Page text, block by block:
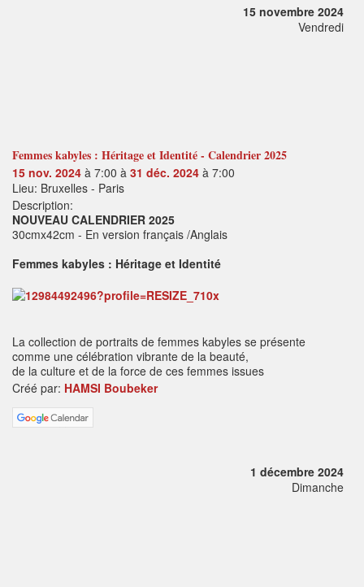
15 novembre 2024
Vendredi
Femmes kabyles : Héritage et Identité - Calendrier 2025
15 nov. 2024 à 7:00 à 31 déc. 2024 à 7:00
Lieu: Bruxelles - Paris
Description:
NOUVEAU CALENDRIER 2025
30cmx42cm - En version français /Anglais
Femmes kabyles : Héritage et Identité
La collection de portraits de femmes kabyles se présente
comme une célébration vibrante de la beauté,
de la culture et de la force de ces femmes issues
Créé par: HAMSI Boubeker
1 décembre 2024
Dimanche